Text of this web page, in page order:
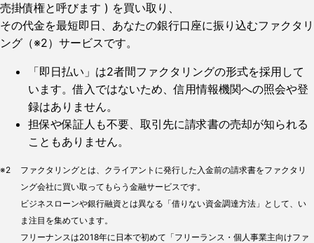
売掛債権と呼びます ) を買い取り、
その代金を最短即日、あなたの銀行口座に振り込むファクタリ
ング（※2）サービスです。
「即日払い」は2者間ファクタリングの形式を採用して
います。借入ではないため、信用情報機関への照会や登
録はありません。
担保や保証人も不要、 取引先に請求書の売却が知られる
こともありません。
※2
ファクタリングとは、クライアントに発行した入金前の請求書をファクタリ
ング会社に買い取ってもらう金融サービスです。
ビジネスローンや銀行融資とは異なる「借りない資金調達方法」として、い
ま注目を集めています。
フリーナンスは2018年に日本で初めて「フリーランス・個人事業主向けファ